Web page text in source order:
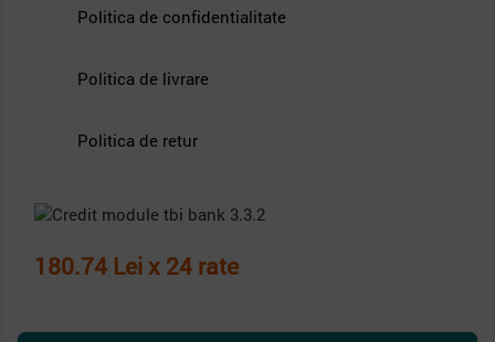
Politica de confidentialitate
Politica de livrare
Politica de retur
180.74 Lei x 24 rate